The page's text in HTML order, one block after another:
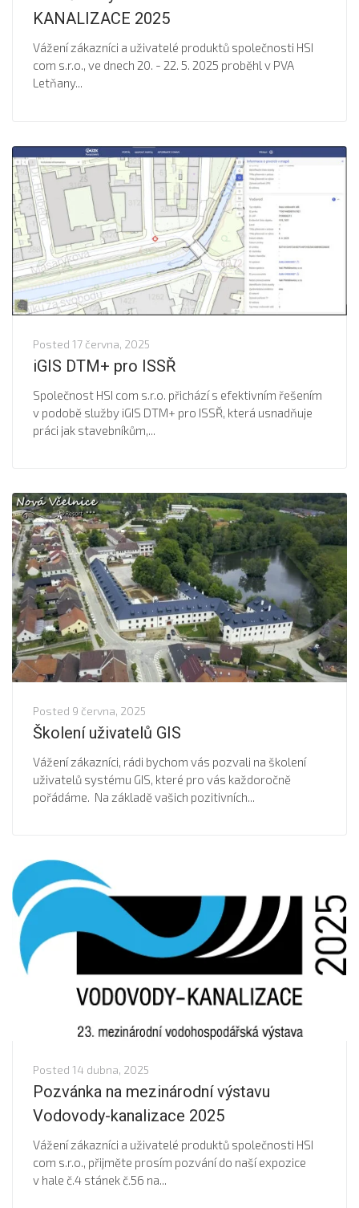
KANALIZACE 2025
Vážení zákazníci a uživatelé produktů společnosti HSI
com s.r.o., ve dnech 20. - 22. 5. 2025 proběhl v PVA
Letňany...
Posted 17 června, 2025
iGIS DTM+ pro ISSŘ
Společnost HSI com s.r.o. přichází s efektivním řešením
v podobě služby iGIS DTM+ pro ISSŘ, která usnadňuje
práci jak stavebníkům,...
Posted 9 června, 2025
Školení uživatelů GIS
Vážení zákazníci, rádi bychom vás pozvali na školení
uživatelů systému GIS, které pro vás každoročně
pořádáme. Na základě vašich pozitivních...
Posted 14 dubna, 2025
Pozvánka na mezinárodní výstavu
Vodovody-kanalizace 2025
Vážení zákazníci a uživatelé produktů společnosti HSI
com s.r.o., přijměte prosím pozvání do naší expozice
v hale č.4 stánek č.56 na...